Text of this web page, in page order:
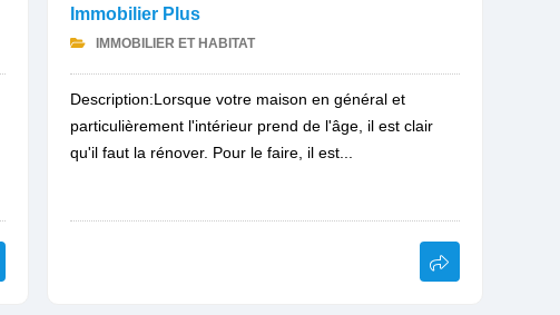
Immobilier Plus
IMMOBILIER ET HABITAT
Description:Lorsque votre maison en général et
particulièrement l'intérieur prend de l'âge, il est clair
qu'il faut la rénover. Pour le faire, il est...